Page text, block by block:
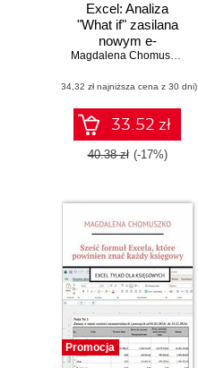
Excel: Analiza
"What if" zasilana
nowym e-
sprawozdaniemMagdalena Chomuszko
(34,32 zł najniższa cena z 30 dni)
33.52 zł
40.38 zł (-17%)
Promocja